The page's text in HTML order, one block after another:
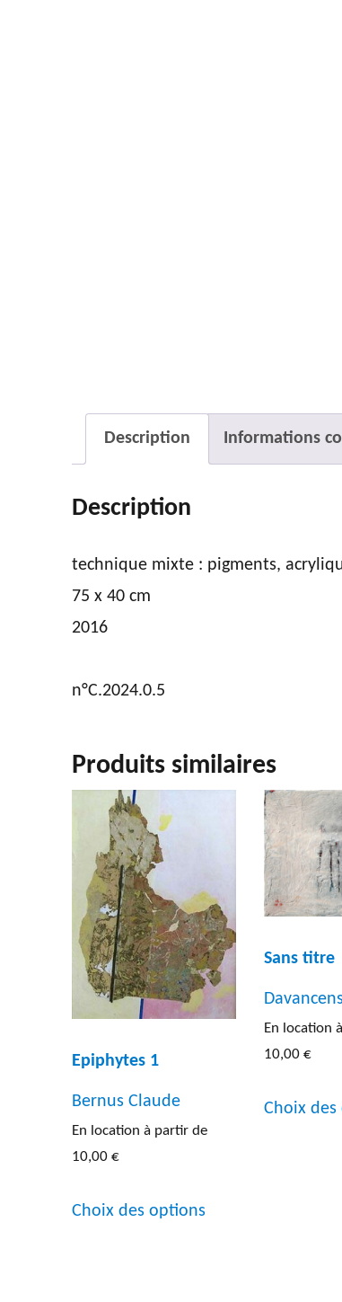
Description Informations
Description
technique mixte : pigments,
75 x 40 cm
2016
n°C.2024.0.5
Produits similaires
Epiphytes 1
Bernus Claude
En location à partir de
10,00€
Choix des options
Sans titre
En location
10,00€
Choix